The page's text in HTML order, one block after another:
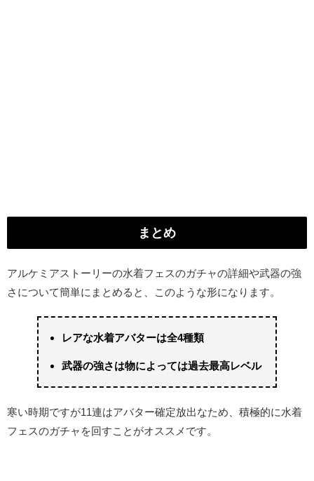
まとめ
アルケミアストーリーの水着フェスのガチャの詳細や武器の強
さについて簡単にまとめると、このような形になります。
レアな水着アバターは全4種類
武器の強さは物によっては過去最高レベル
寒い時期ですが11連はアバター確定放出なため、積極的に水着
フェスのガチャを回すことがオススメです。